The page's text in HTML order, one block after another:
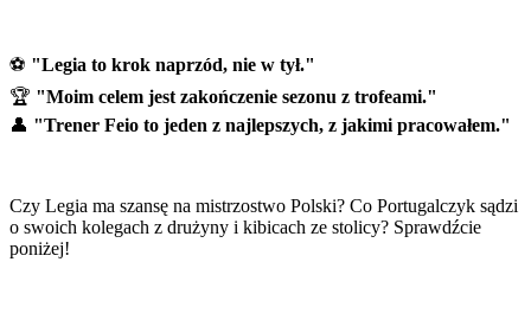
⚽ "Legia to krok naprzód, nie w tył."
🏆 "Moim celem jest zakończenie sezonu z trofeami."
👤 "Trener Feio to jeden z najlepszych, z jakimi pracowałem."
Czy Legia ma szansę na mistrzostwo Polski? Co Portugalczyk sądzi
o swoich kolegach z drużyny i kibicach ze stolicy? Sprawdźcie
poniżej!